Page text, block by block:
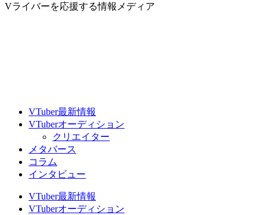
Vライバーを応援する情報メディア
VTuber最新情報
VTuberオーディション
クリエイター
メタバース
コラム
インタビュー
VTuber最新情報
VTuberオーディション